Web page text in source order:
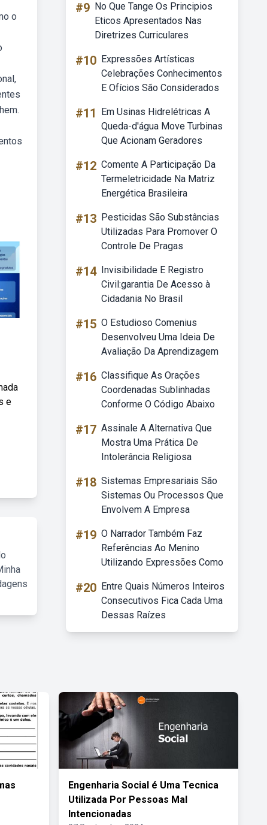
o
e
#9 No Que Tange Os Principios
Eticos Apresentados Nas
Diretrizes Curriculares
#10 Expressões Artísticas
Celebrações Conhecimentos
E Ofícios São Considerados
#11
Em Usinas Hidrelétricas A
Queda-d'água Move Turbinas
Que Acionam Geradores
#12 Comente A Participação Da
Termeletricidade Na Matriz
Energética Brasileira
#13 Pesticidas São Substâncias
Utilizadas Para Promover O
Controle De Pragas
#14 Invisibilidade E Registro
Civil:garantia De Acesso à
Cidadania No Brasil
#15 O Estudioso Comenius
Desenvolveu Uma Ideia De
Avaliação Da Aprendizagem
#16 Classifique As Orações
Coordenadas Sublinhadas
Conforme O Código Abaixo
#17 Assinale A Alternativa Que
Mostra Uma Prática De
Intolerância Religiosa
#18 Sistemas Empresariais São
Sistemas Ou Processos Que
Envolvem A Empresa
#19 O Narrador Também Faz
Referências Ao Menino
Utilizando Expressões Como
#20 Entre Quais Números Inteiros
Consecutivos Fica Cada Uma
Dessas Raízes
Engenharia Social é Uma Tecnica
Utilizada Por Pessoas Mal
Intencionadas